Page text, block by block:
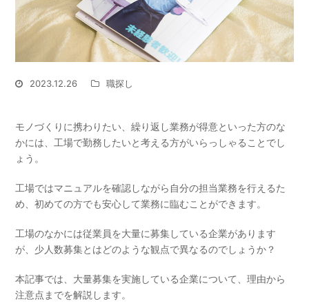
2023.12.26 職探し
モノづくりに携わりたい、繰り返し業務が得意といった方のな
かには、工場で勤務したいと考える方がいらっしゃることでし
ょう。
工場ではマニュアルを確認しながら自分の担当業務を行えるた
め、初めての方でも安心して業務に臨むことができます。
工場のなかには従業員を大量に募集している企業があります
が、少人数募集とはどのような観点で異なるのでしょうか？
本記事では、大量募集を実施している企業について、理由から
注意点までを解説します。